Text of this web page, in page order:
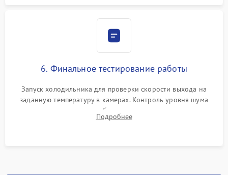
6. Финальное тестирование работы
Запуск холодильника для проверки скорости выхода на
заданную температуру в камерах. Контроль уровня шума
компрессора, отсутствия обмерзания стенок и корректного
срабатывания системы автоматической оттайки.
Подробнее